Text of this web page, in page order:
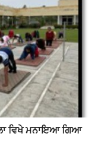
ਵਿਖੇ ਮਨਾਇਆ ਗਿਆ